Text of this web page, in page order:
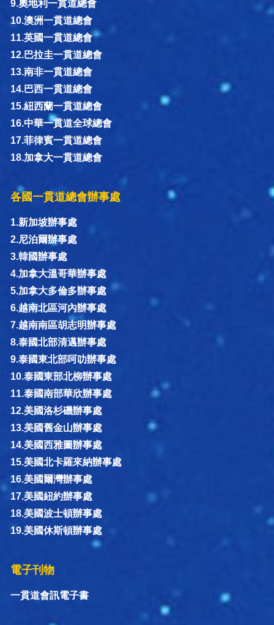
9.奧地利一貫道總會
10.澳洲一貫道總會
11.英國一貫道總會
12.巴拉圭一貫道總會
13.南非一貫道總會
14.巴西一貫道總會
15.紐西蘭一貫道總會
16.中華一貫道全球總會
17.菲律賓一貫道總會
18.加拿大一貫道總會
各國一貫道總會辦事處
1.新加坡辦事處
2.尼泊爾辦事處
3.韓國辦事處
4.加拿大溫哥華辦事處
5.加拿大多倫多辦事處
6.越南北區河內辦事處
7.越南南區胡志明辦事處
8.泰國北部清邁辦事處
9.泰國東北部呵叻辦事處
10.泰國東部北柳辦事處
11.泰國南部華欣辦事處
12.美國洛杉磯辦事處
13.美國舊金山辦事處
14.美國西雅圖辦事處
15.美國北卡羅來納辦事處
16.美國爾灣辦事處
17.美國紐約辦事處
18.美國波士頓辦事處
19.美國休斯頓辦事處
電子刊物
一貫道會訊電子書